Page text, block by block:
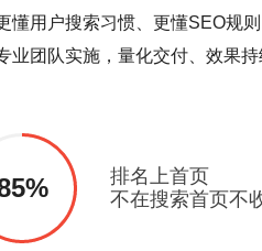
懂用户搜索习惯、更懂SEO规
业团队实施，量化交付、效果持
排名上首页
不在搜索首页不